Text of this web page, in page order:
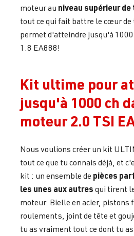
moteur au niveau supérieur de
tout ce qui fait battre le cœur de
permet d'atteindre jusqu'à
1.8 EA888!
Kit ultime pour
jusqu'à 1000 ch
moteur 2.0 TSI
Nous voulions créer un kit
tout ce que tu connais déjà, et
kit : un ensemble de pièces
les unes aux autres qui tirent
moteur. Bielle en acier, pistons
roulements, joint de tête et
tu as vraiment tout ce dont tu